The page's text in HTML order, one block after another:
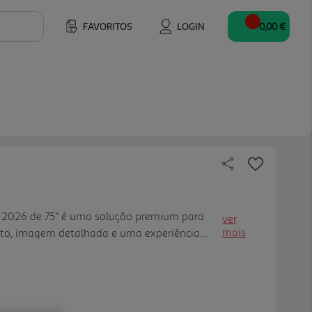
FAVORITOS LOGIN 0,00 €
de 75" é uma solução premium para
imagem detalhada e uma experiência
ecrã 4K UHD de 75" (189 cm) e taxa de
imagem fluida e nítida, ideal para filmes,
ver
mais